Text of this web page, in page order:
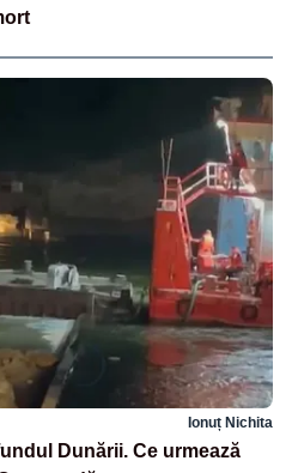
Ionuț Nichita
Dunării. Ce urmează